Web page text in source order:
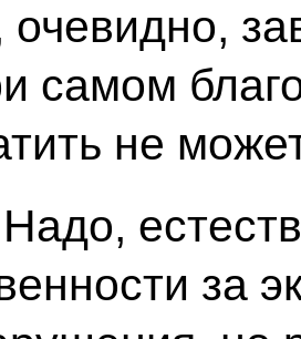
очевидно,
самом
не
за